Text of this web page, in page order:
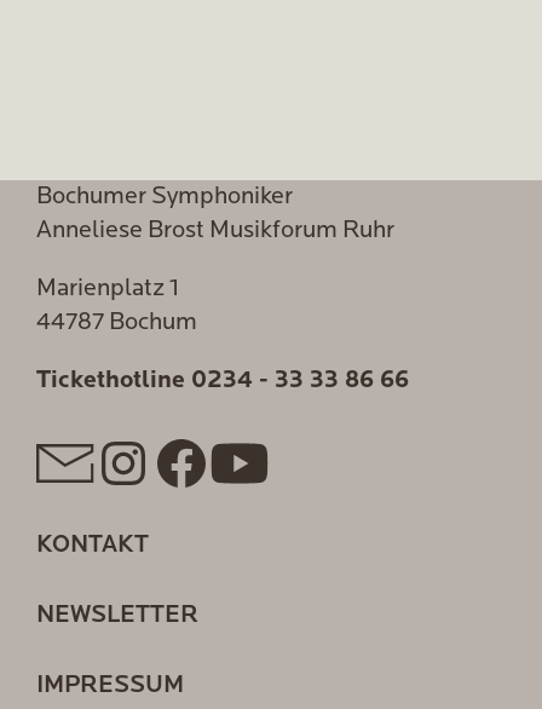
Bochumer Symphoniker
Anneliese Brost Musikforum Ruhr
Marienplatz 1
44787 Bochum
Tickethotline 0234 - 33 33 86 66
KONTAKT
NEWSLETTER
IMPRESSUM